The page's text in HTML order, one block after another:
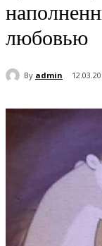
любовью
By admin